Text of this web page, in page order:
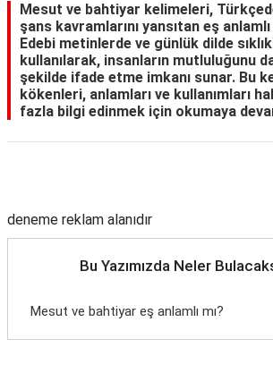
Mesut ve bahtiyar kelimeleri,
şans kavramlarını yansıtan eş
Edebi metinlerde ve günlük dilde
kullanılarak, insanların mutluluğunu
şekilde ifade etme imkanı sunar. Bu
kökenleri, anlamları ve kullanımları
fazla bilgi edinmek için okumaya
deneme reklam alanıdır
Bu Yazımızda Neler
Mesut ve bahtiyar eş anlamlı mı?